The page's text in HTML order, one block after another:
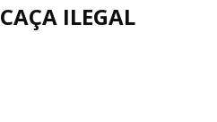
CAÇA ILEGAL